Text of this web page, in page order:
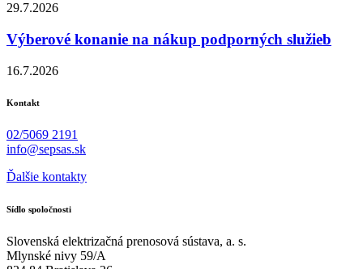
29.7.2026
Výberové konanie na nákup podporných služieb
16.7.2026
Kontakt
02/5069 2191
info@sepsas.sk
Ďalšie kontakty
Sídlo spoločnosti
Slovenská elektrizačná prenosová sústava, a. s.
Mlynské nivy 59/A